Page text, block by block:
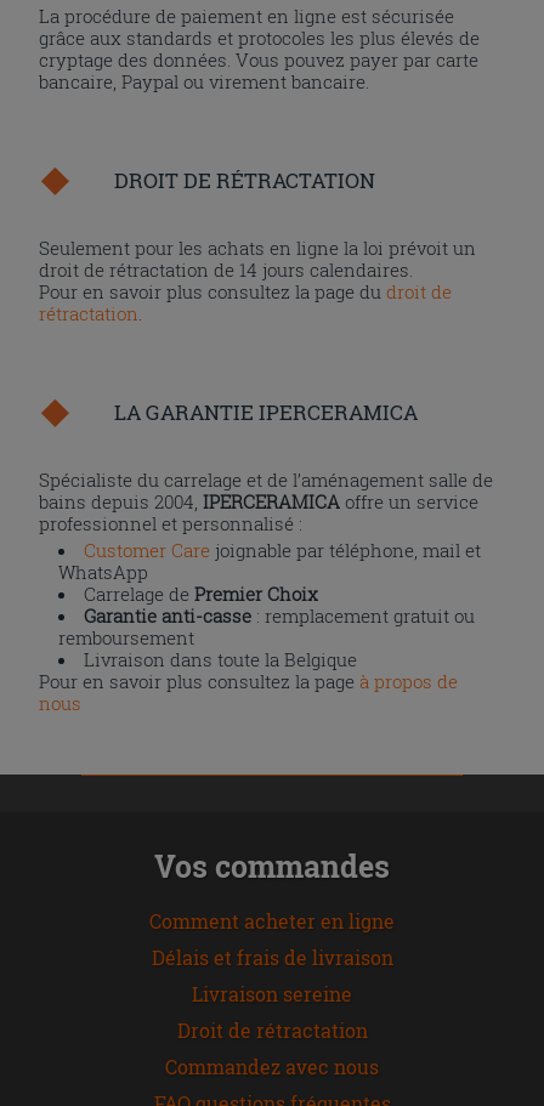
La procédure de paiement en ligne est sécurisée
grâce aux standards et protocoles les plus élevés de
cryptage des données. Vous pouvez payer par carte
bancaire, Paypal ou virement bancaire.
DROIT DE RÉTRACTATION
Seulement pour les achats en ligne la loi prévoit un
droit de rétractation de 14 jours calendaires.
Pour en savoir plus consultez la page dudroit de
rétractation
LA GARANTIE IPERCERAMICA
Spécialiste du carrelage et de l’aménagement salle de
bains depuis 2004,IPERCERAMICA offre un service
professionnel et personnalisé :
Customer Care joignable par téléphone, mail et
WhatsApp
Carrelage dePremier Choix
Garantie anti-casse : remplacement gratuit ou
remboursement
Livraison dans toute la Belgique
Pour en savoir plus consultez la page à propos de
nous
Vos commandes
Comment acheter en ligne
Délais et frais de livraison
Livraison sereine
Droit de rétractation
Commandez avec nous